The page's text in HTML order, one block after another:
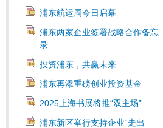
浦东航运周今日启幕
浦东两家企业签署战略合作备忘
录
投资浦东，共赢未来
浦东再添重磅创业投资基金
2025上海书展将推“双主场”
浦东新区举行支持企业“走出